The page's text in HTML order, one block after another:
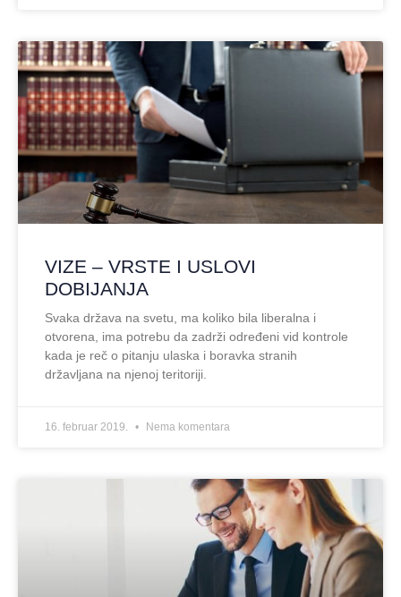
VIZE – VRSTE I USLOVI
DOBIJANJA
Svaka država na svetu, ma koliko bila liberalna i
otvorena, ima potrebu da zadrži određeni vid kontrole
kada je reč o pitanju ulaska i boravka stranih
državljana na njenoj teritoriji.
16. februar 2019. Nema komentara